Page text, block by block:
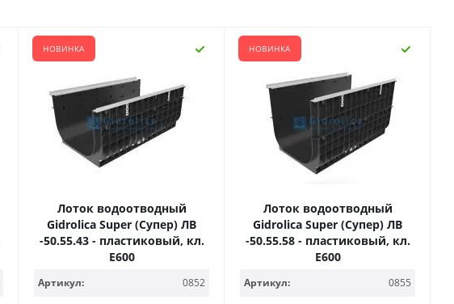
НОВИНКА
Лоток водоотводный
Gidrolica Super (Супер) ЛВ
-50.55.43 - пластиковый, кл.
Е600
Артикул:
0852
НОВИНКА
Лоток водоотводный
Gidrolica Super (Супер) ЛВ
-50.55.58 - пластиковый, кл.
Е600
Артикул:
0855